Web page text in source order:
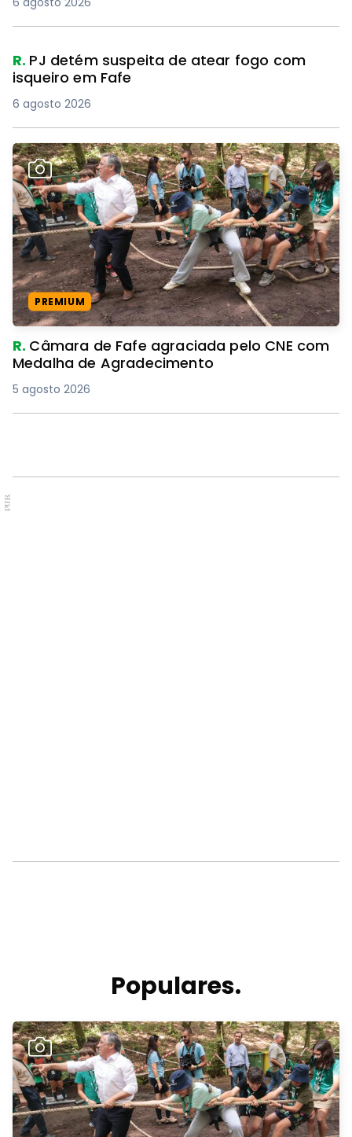
R. PJ detém suspeita de atear fogo com
isqueiro em Fafe
6 agosto 2026
PREMIUM
R. Câmara de Fafe agraciada pelo CNE com
Medalha de Agradecimento
5 agosto 2026
PUB.
Populares.